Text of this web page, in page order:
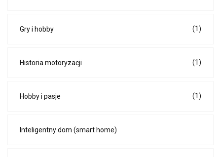
Gry i hobby (1)
Historia motoryzacji (1)
Hobby i pasje (1)
Inteligentny dom (smart home)